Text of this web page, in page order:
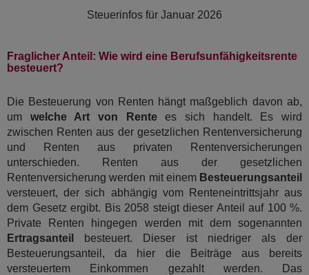
Steuerinfos für Januar 2026
Fraglicher Anteil: Wie wird eine Berufsunfähigkeitsrente
besteuert?
Die Besteuerung von Renten hängt maßgeblich davon ab,
um welche Art von Rentees sich handelt. Es wird
zwischen Renten aus der gesetzlichen Rentenversicherung
und Renten aus privaten Rentenversicherungen
unterschieden. Renten aus der gesetzlichen
Rentenversicherung werden mit einem Besteuerungsanteil
versteuert, der sich abhängig vom Renteneintrittsjahr aus
dem Gesetz ergibt. Bis 2058 steigt dieser Anteil auf 100 %.
Private Renten hingegen werden mit dem sogenannten
Ertragsanteil
besteuert. Dieser ist niedriger als der
Besteuerungsanteil, da hier die Beiträge aus bereits
versteuertem Einkommen gezahlt werden. Das